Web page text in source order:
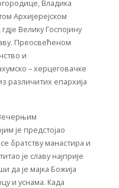
Владика
Архијерејском
Велику Госпојину
Преосвећеном
и
– херцеговачке
различитих епархија
је предстојао
братству манастира и
је славу најприје
да je мајка Божија
и уснама. Када